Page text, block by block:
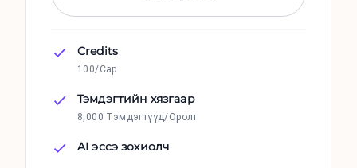
Credits
100/Сар
Тэмдэгтийн хязгаар
8,000 Тэмдэгтүүд/Оролт
AI эссэ зохиолч